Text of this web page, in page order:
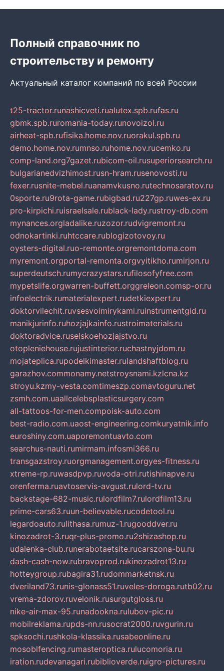
Полный справочник по
строительству и ремонту
Актуальный каталог компаний по всей России
t25-tractor.runashicveti.rualutex.spb.rufas.ru
gbmk.spb.ruromania-today.runovoizol.ru
airheat-spb.rufisika.home.nov.ruorakul.spb.ru
demo.home.nov.rumnso.ruhome.nov.rucemko.ru
comp-land.org7gazet.rubicom-oil.rusuperiorsearch.ru
bulgarianedvizhimost.rusn-hram.rusenovosti.ru
fexer.rusnite-mebel.ruanamvkusno.rutechnosaratov.ru
0sporte.ru9rota-game.rubigbad.ru227gp.ruwes-ex.ru
pro-kirpichi.ruisraelsale.rublack-lady.rustroy-db.com
mynances.orgladalike.ruzozor.rudvigremont.ru
odnokartinki.ruhtccare.rublogizotovoy.ru
oysters-digital.ruo-remonte.orgremontdoma.com
myremont.orgportal-remonta.orgvyitikho.rumirjon.ru
superdeutsch.rumycrazystars.rufilosofyfree.com
mypetslife.orgwarren-buffett.orggreleon.comsp-or.ru
infoelectrik.rumaterialexpert.rudetkiexpert.ru
doktorvilechit.ruvsesvoimirykami.ruinstrumentgid.ru
manikjurinfo.ruhozjajkainfo.rustroimaterials.ru
doktoradvice.ruselskoehozjajstvo.ru
otopleniehouse.rujustinterior.ruchastnyjdom.ru
mojateplica.rupodelkimaster.rulandshaftblog.ru
garazhov.commonamy.netstroysnami.kzlcna.kz
stroyu.kzmy-vesta.comtimeszp.comavtoguru.net
zsmh.com.uaallcelebsplasticsurgery.com
all-tattoos-for-men.compoisk-auto.com
best-radio.com.uaost-engineering.comkuryatnik.info
euroshiny.com.uaporemontuavto.com
searchus-nauti.rumirmam.infosmi366.ru
transgazstroy.ruorgmanagement.orgyes-fitness.ru
xtreme-rp.ruwasdpvp.ruvoda-otri.rutishinapve.ru
orenferma.ruavtoservis-avgust.rulord-tv.ru
backstage-682-music.rulordfilm7.rulordfilm13.ru
prime-cars63.ruun-believable.rucodetool.ru
legardoauto.rulithasa.rumuz-1.rugooddver.ru
kinozadrot-3.ruqr-plus-promo.ru2shizashop.ru
udalenka-club.runerabotaetsite.rucarszona-bu.ru
dash-cash-now.rubravoprod.rukinozadrot13.ru
hotteygroup.rubagira31.rudommarketnsk.ru
dveriland73.runis-glonass51.ruveles-doroga.rutb02.ru
vrema-zdorov.ruvelonik.rusurgutgloss.ru
nike-air-max-95.runadookna.rulubov-pic.ru
mobilreklama.rupds-nn.rusocrat2000.ruvgurin.ru
spksochi.rushkola-klassika.rusabeonline.ru
mosoblfencing.rumasteroptica.rulucomoria.ru
iration.rudevanagari.rubiblioverde.ruigro-pictures.ru